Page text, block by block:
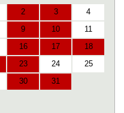
2 3
4
9 10
11
16 17
18
23 24
25
30 31